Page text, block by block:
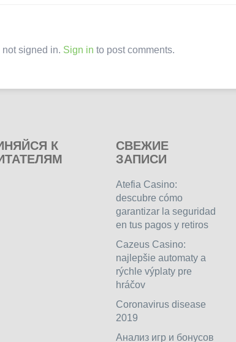
not signed in. Sign in to post comments.
К
СВЕЖИЕ
ЗАПИСИ
Atefia Casino:
descubre cómo
garantizar la seguridad
en tus pagos y retiros
Cazeus Casino:
najlepšie automaty a
rýchle výplaty pre
hráčov
Coronavirus disease
2019
Анализ игр и бонусов